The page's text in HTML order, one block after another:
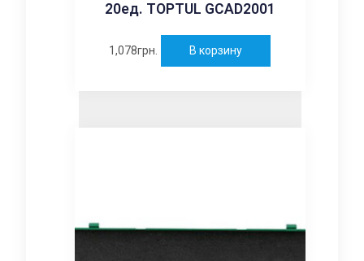
20ед. TOPTUL GCAD2001
1,078грн. В корзину